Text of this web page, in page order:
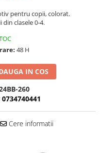
pentru copii, colorat.
clasele 0-4.
48 H
IN COS
260
0734740441
Cere informatii